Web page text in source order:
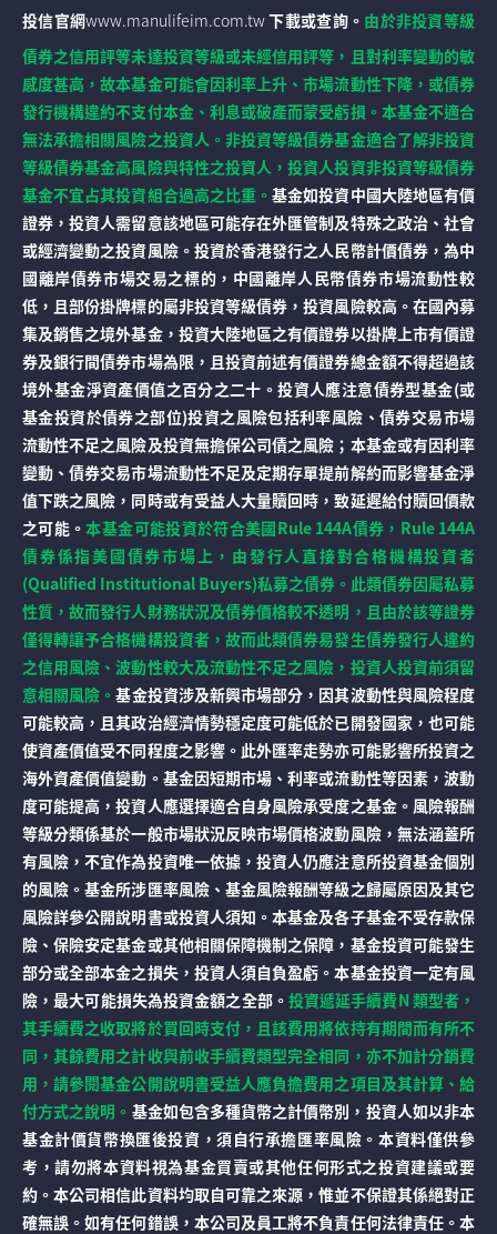
投信官網www.manulifeim.com.tw下載或查詢。 由於非投資等級
債券之信用評等未達投資等級或未經信用評等，且對利率變動的敏
感度甚高，故本基金可能會因利率上升、市場流動性下降，或債券
發行機構違約不支付本金、利息或破產而蒙受虧損。本基金不適合
無法承擔相關風險之投資人。非投資等級債券基金適合了解非投資
等級債券基金高風險與特性之投資人，投資人投資非投資等級債券
基金不宜占其投資組合過高之比重。基金如投資中國大陸地區有價
證券，投資人需留意該地區可能存在外匯管制及特殊之政治、社會
或經濟變動之投資風險。投資於香港發行之人民幣計價債券，為中
國離岸債券市場交易之標的，中國離岸人民幣債券市場流動性較
低，且部份掛牌標的屬非投資等級債券，投資風險較高。在國內募
集及銷售之境外基金，投資大陸地區之有價證券以掛牌上市有價證
券及銀行間債券市場為限，且投資前述有價證券總金額不得超過該
境外基金淨資產價值之百分之二十。投資人應注意債券型基金(或
基金投資於債券之部位)投資之風險包括利率風險、債券交易市場
流動性不足之風險及投資無擔保公司債之風險；本基金或有因利率
變動、債券交易市場流動性不足及定期存單提前解約而影響基金淨
值下跌之風險，同時或有受益人大量贖回時，致延遲給付贖回價款
之可能。本基金可能投資於符合美國Rule 144A債券，Rule 144A
債券係指美國債券市場上，由發行人直接對合格機構投資者
(Qualified Institutional Buyers)私募之債券。此類債券因屬私募
性質，故而發行人財務狀況及債券價格較不透明，且由於該等證券
僅得轉讓予合格機構投資者，故而此類債券易發生債券發行人違約
之信用風險、波動性較大及流動性不足之風險，投資人投資前須留
意相關風險。基金投資涉及新興市場部分，因其波動性與風險程度
可能較高，且其政治經濟情勢穩定度可能低於已開發國家，也可能
使資產價值受不同程度之影響。此外匯率走勢亦可能影響所投資之
海外資產價值變動。基金因短期市場、利率或流動性等因素，波動
度可能提高，投資人應選擇適合自身風險承受度之基金。風險報酬
等級分類係基於一般市場狀況反映市場價格波動風險，無法涵蓋所
有風險，不宜作為投資唯一依據，投資人仍應注意所投資基金個別
的風險。基金所涉匯率風險、基金風險報酬等級之歸屬原因及其它
風險詳參公開說明書或投資人須知。本基金及各子基金不受存款保
險、保險安定基金或其他相關保障機制之保障，基金投資可能發生
部分或全部本金之損失，投資人須自負盈虧。本基金投資一定有風
險，最大可能損失為投資金額之全部。 投資遞延手續費N 類型者，
其手續費之收取將於買回時支付，且該費用將依持有期間而有所不
同，其餘費用之計收與前收手續費類型完全相同，亦不加計分銷費
用，請參閱基金公開說明書受益人應負擔費用之項目及其計算、給
付方式之說明。 基金如包含多種貨幣之計價幣別，投資人如以非本
基金計價貨幣換匯後投資，須自行承擔匯率風險。本資料僅供參
考，請勿將本資料視為基金買賣或其他任何形式之投資建議或要
約。本公司相信此資料均取自可靠之來源，惟並不保證其係絕對正
確無誤。如有任何錯誤，本公司及員工將不負責任何法律責任。本